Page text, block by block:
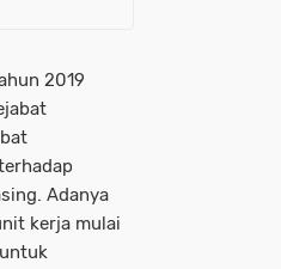
2019
Adanya
kerja mulai